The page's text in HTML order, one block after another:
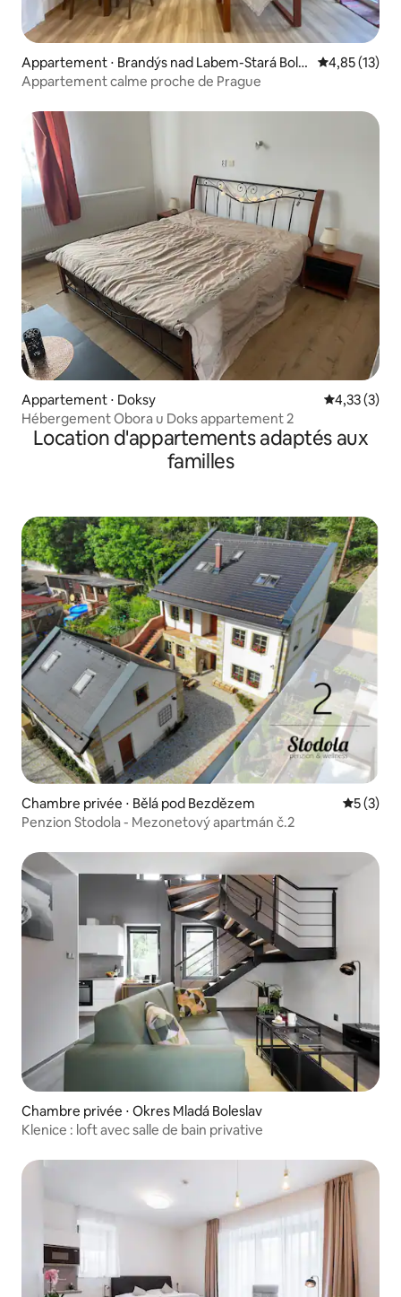
Appartement ⋅ Brandýs nad Labem-Stará Bole
slav
Évaluation
4,85 (13)
Appartement calme proche de Prague
Appartement ⋅ Doksy Évaluation
4,33 (3)
Hébergement Obora u Doks appartement 2
Location d'appartements adaptés aux
familles
Chambre privée ⋅ Bělá pod Bezdězem
5 (3)
Penzion Stodola - Mezonetový apartmán č.2
Chambre privée ⋅ Okres Mladá Boleslav
Klenice : loft avec salle de bain privative